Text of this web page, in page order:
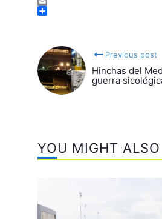
Facebook
Email
Previous post
Hinchas del
guerra
YOU MIGHT ALSO